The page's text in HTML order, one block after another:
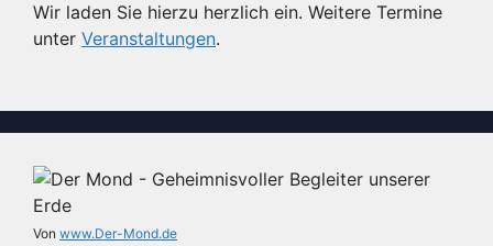
Wir laden Sie hierzu herzlich ein. Weitere Termine
unter Veranstaltungen.
Von www.Der-Mond.de